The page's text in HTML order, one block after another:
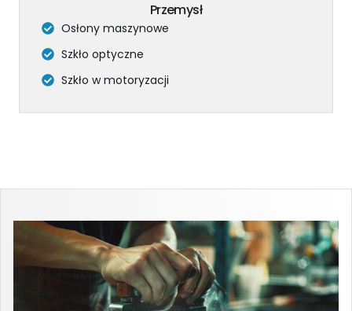
Przemysł
Osłony maszynowe
Szkło optyczne
Szkło w motoryzacji